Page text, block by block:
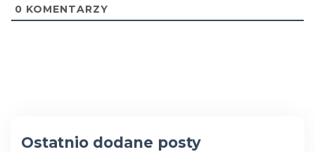
0 KOMENTARZY
Ostatnio dodane posty